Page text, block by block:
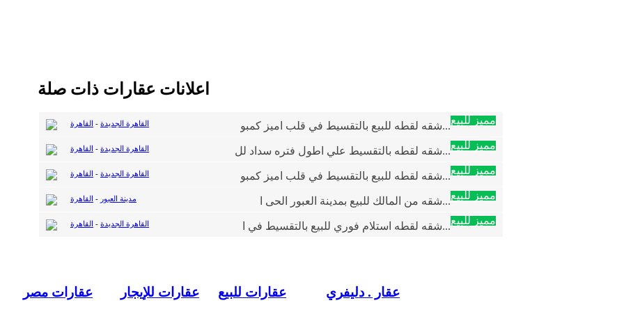
اعلانات عقارات ذات صلة
مميز للبيعشقه لقطه للبيع بالتقسيط في قلب اميز كمبو... القاهرة الجديدة - القاهرة
مميز للبيعشقه لقطه بالتقسيط علي اطول فتره سداد لل... القاهرة الجديدة - القاهرة
مميز للبيعشقه لقطه للبيع بالتقسيط في قلب اميز كمبو... القاهرة الجديدة - القاهرة
مميز للبيعشقه من المالك للبيع بمدينة العبور الحى ا... مدينة العبور - القاهرة
مميز للبيعشقه لقطه استلام فوري للبيع بالتقسيط في ا... القاهرة الجديدة - القاهرة
عقار . دليفري عقارات للبيع عقارات للإيجار عقارات مصر